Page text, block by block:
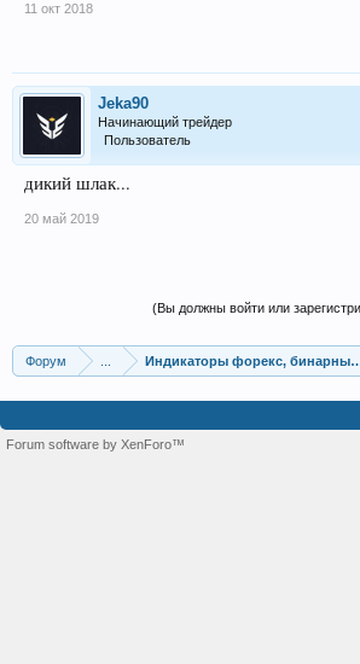
11 окт 2018
Jeka90
Начинающий трейдер
Пользователь
дикий шлак...
20 май 2019
(Вы должны войти или
Форум Индикаторы форекс,
Forum software by XenForo™